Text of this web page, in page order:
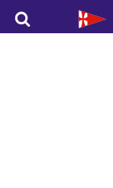
por: